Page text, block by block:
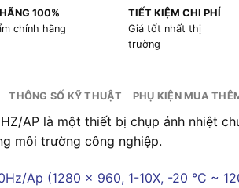
100%
chính hãng
TIẾT KIỆM CHI PHÍ
Giá tốt nhất thị
trường
THÔNG SỐ KỸ THUẬT PHỤ KIỆN MUA
AP là một thiết bị chụp ảnh nhiệt
môi trường công nghiệp.